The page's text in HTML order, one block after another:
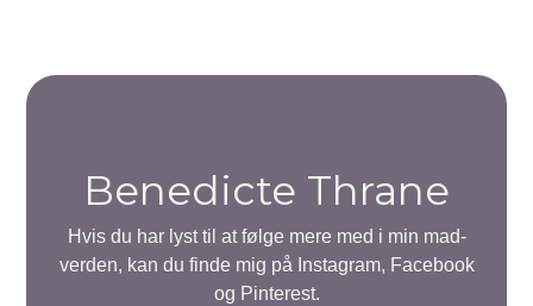
Benedicte Thrane
Hvis du har lyst til at følge mere med i min mad-
verden, kan du finde mig på Instagram, Facebook
og Pinterest.